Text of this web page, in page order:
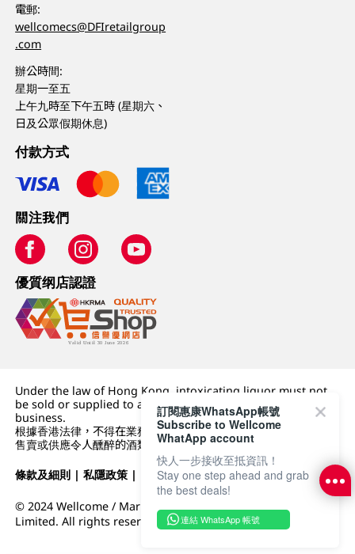
電郵:
wellcomecs@DFIretailgroup
.com
辦公時間:
星期一至五
上午九時至下午五時 (星期六、
日及公眾假期休息)
付款方式
關注我們
優質纲店認證
Under the law of Hong Kong, intoxicating liquor must not
be sold or supplied to a minor (under 18) in the course of
business.
根據香港法律，不得在業務過程中，向未成年人 (18 歲以下人士)
售賣或供應令人醺醉的酒類。
條款及細則 |私隱政策 | DFI零售集團
© 2024 Wellcome / Market Place. The Dairy Farm Company
Limited. All rights reserved.
訂閱惠康WhatsApp帳號
Subscribe to Wellcome
WhatApp account
快人一步接收至抵資訊！
Stay one step ahead and grab
the best deals!
連結 WhatsApp 帳號